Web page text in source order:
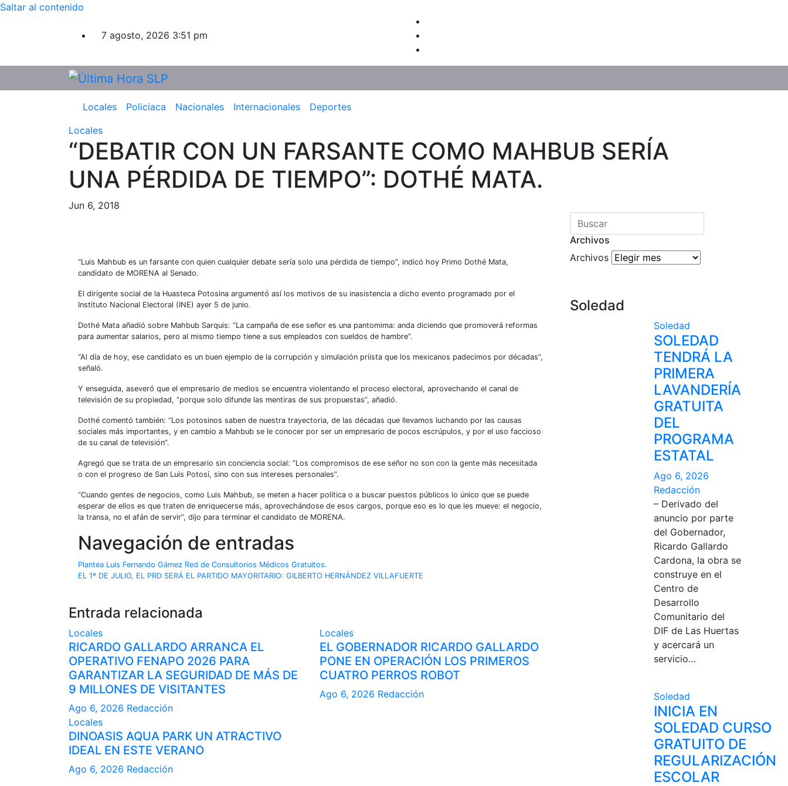
Saltar al contenido
7 agosto, 2026 3:51 pm
Locales Policiaca Nacionales Internacionales
Deportes
Locales
“DEBATIR CON UN FARSANTE COMO MAHBUB SERÍA
UNA PÉRDIDA DE TIEMPO”: DOTHÉ MATA.
Jun 6, 2018
“Luis Mahbub es un farsante con quien cualquier debate sería solo una pérdida de tiempo”, indicó hoy Primo Dothé Mata,
candidato de MORENA al Senado.
El dirigente social de la Huasteca Potosina argumentó así los motivos de su inasistencia a dicho evento programado por el
Instituto Nacional Electoral (INE) ayer 5 de junio.
Dothé Mata añadió sobre Mahbub Sarquis: “La campaña de ese señor es una pantomima: anda diciendo que promoverá reformas
para aumentar salarios, pero al mismo tiempo tiene a sus empleados con sueldos de hambre”.
“Al día de hoy, ese candidato es un buen ejemplo de la corrupción y simulación priista que los mexicanos padecimos por décadas”,
señaló.
Y enseguida, aseveró que el empresario de medios se encuentra violentando el proceso electoral, aprovechando el canal de
televisión de su propiedad, “porque solo difunde las mentiras de sus propuestas”, añadió.
Dothé comentó también: “Los potosinos saben de nuestra trayectoria, de las décadas que llevamos luchando por las causas
sociales más importantes, y en cambio a Mahbub se le conocer por ser un empresario de pocos escrúpulos, y por el uso faccioso
de su canal de televisión”.
Agregó que se trata de un empresario sin conciencia social: “Los compromisos de ese señor no son con la gente más necesitada
o con el progreso de San Luis Potosí, sino con sus intereses personales”.
“Cuando gentes de negocios, como Luis Mahbub, se meten a hacer política o a buscar puestos públicos lo único que se puede
esperar de ellos es que traten de enriquecerse más, aprovechándose de esos cargos, porque eso es lo que les mueve: el negocio,
la transa, no el afán de servir”, dijo para terminar el candidato de MORENA.
Navegación de entradas
Plantea Luis Fernando Gámez Red de Consultorios Médicos Gratuitos.
EL 1º DE JULIO, EL PRD SERÁ EL PARTIDO MAYORITARIO: GILBERTO HERNÁNDEZ VILLAFUERTE
Entrada relacionada
Locales
RICARDO GALLARDO ARRANCA EL
OPERATIVO FENAPO 2026 PARA
GARANTIZAR LA SEGURIDAD DE MÁS DE
9 MILLONES DE VISITANTES
Ago 6, 2026 Redacción
Locales
EL GOBERNADOR RICARDO GALLARDO
PONE EN OPERACIÓN LOS PRIMEROS
CUATRO PERROS ROBOT
Ago 6, 2026 Redacción
Locales
DINOASIS AQUA PARK UN ATRACTIVO
IDEAL EN ESTE VERANO
Ago 6, 2026 Redacción
Archivos
Archivos
Soledad
Soledad
SOLEDAD
TENDRÁ LA
PRIMERA
LAVANDERÍA
GRATUITA
DEL
PROGRAMA
ESTATAL
Ago 6, 2026
Redacción
– Derivado del
anuncio por parte
del Gobernador,
Ricardo Gallardo
Cardona, la obra se
construye en el
Centro de
Desarrollo
Comunitario del
DIF de Las Huertas
y acercará un
servicio…
Soledad
INICIA EN
SOLEDAD CURSO
GRATUITO DE
REGULARIZACIÓN
ESCOLAR